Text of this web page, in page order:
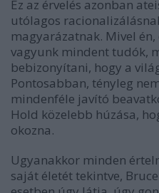
Ez az érvelés azonban
utólagos
magyarázatnak. Mivel
vagyunk mindent tudók,
bebizonyítani, hogy a
Pontosabban, tényleg
mindenféle javító
Hold közelebb húzása,
okozna.
Ugyanakkor minden
saját életét tekintve,